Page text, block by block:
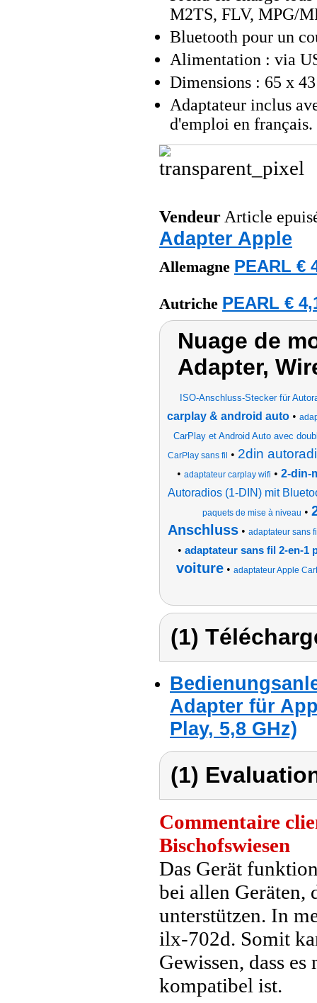
M2TS, FLV, MPG/
Bluetooth pour un
Alimentation : via
Dimensions : 65 x
Adaptateur inclus
d'emploi en français.
Vendeur Article
Adapter Apple
Allemagne PEARL €
Autriche PEARL €
Nuage de
Adapter,
ISO-Anschluss-Stecker für
carplay & android auto •
CarPlay et Android Auto avec
CarPlay sans fil • 2din
• adaptateur carplay wifi • 2-din-
Autoradios (1-DIN) mit
paquets de mise à niveau •
Anschluss• adaptateur sans
• adaptateur sans fil 2-en-1
voiture• adaptateur Apple
(1)
Adapter für
Play, 5,8 GHz)
(1)
Commentaire
Bischofswiesen
Das Gerät
bei allen Geräten,
unterstützen. In
ilx-702d. Somit
Gewissen, dass
kompatibel ist.